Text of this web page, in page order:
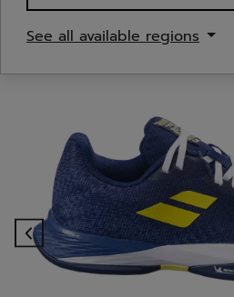
Previous
See all available regions